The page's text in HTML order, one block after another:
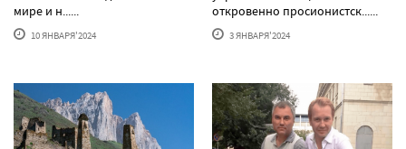
мире и н......
10 ЯНВАРЯ'2024
откровенно просионистск......
3 ЯНВАРЯ'2024